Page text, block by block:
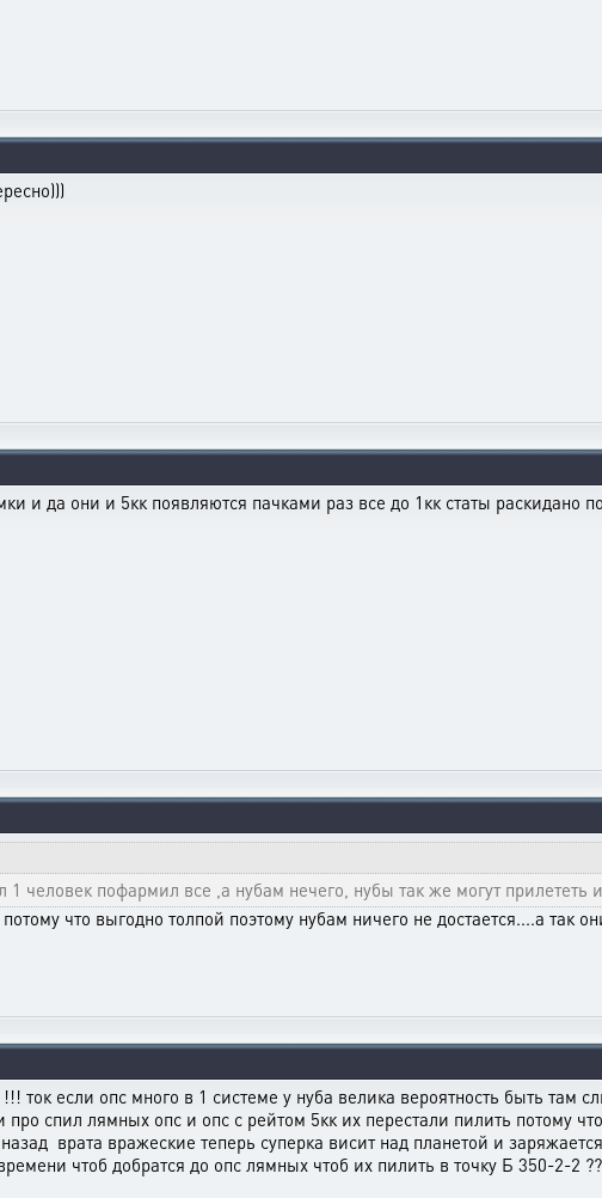
и да они и 5кк появляются пачками раз все до 1кк статы раскидано
1 человек пофармил все ,а нубам нечего, нубы так же могут прилететь
что выгодно толпой поэтому нубам ничего не достается....а так
ток если опс много в 1 системе у нуба велика вероятность быть
про спил лямных опс и опс с рейтом 5кк их перестали пилить потому
врата вражеские теперь суперка висит над планетой и
чтоб добратся до опс лямных чтоб их пилить в точку Б 350-2-2